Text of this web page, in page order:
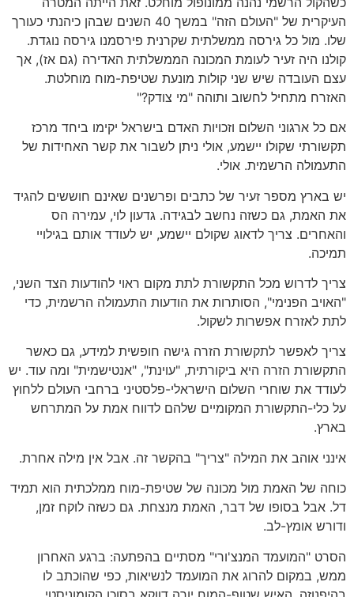
העיקרית של "העולם הזה" במשך 40 השנים שבהן כיהנתי כעורך
שלו. מול כל גירסה ממשלתית שקרנית פירסמנו גירסה נוגדת.
קולנו היה זעיר לעומת המכונה הממשלתית האדירה (גם אז), אך
עצם העובדה שיש שני קולות מונעת שטיפת-מוח מוחלטת.
האזרח מתחיל לחשוב ותוהה "מי צודק?"
אם כל ארגוני השלום וזכויות האדם בישראל יקימו ביחד מרכז
תקשורתי שקולו יישמע, אולי ניתן לשבור את קשר האחידות של
התעמולה הרשמית. אולי.
יש בארץ מספר זעיר של כתבים ופרשנים שאינם חוששים להגיד
את האמת, גם כשזה נחשב לבגידה. גדעון לוי, עמירה הס
והאחרים. צריך לדאוג שקולם יישמע, יש לעודד אותם בגילויי
תמיכה.
צריך לדרוש מכל התקשורת לתת מקום ראוי להודעות הצד השני,
"האויב הפנימי", הסותרות את הודעות התעמולה הרשמית, כדי
לתת לאזרח אפשרות לשקול.
צריך לאפשר לתקשורת הזרה גישה חופשית למידע, גם כאשר
התקשורת הזרה היא ביקורתית, "עוינת", "אנטישמית" ומה עוד. יש
לעודד את שוחרי השלום הישראלי-פלסטיני ברחבי העולם ללחוץ
על כלי-התקשורת המקומיים שלהם לדווח אמת על המתרחש
בארץ.
אינני אוהב את המילה "צריך" בהקשר זה. אבל אין מילה אחרת.
כוחה של האמת מול מכונה של שטיפת-מוח ממלכתית הוא תמיד
דל. אבל בסופו של דבר, האמת מנצחת. גם כשזה לוקח זמן,
ודורש אומץ-לב.
הסרט "המועמד המנצ'ורי" מסתיים בהפתעה: ברגע האחרון
ממש, במקום להרוג את המועמד לנשיאות, כפי שהוכתב לו